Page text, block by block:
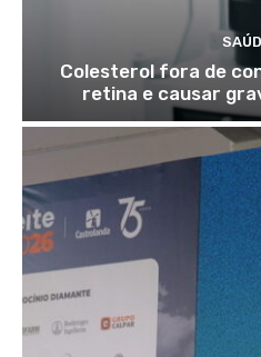
Colesterol fora de
retina e causar